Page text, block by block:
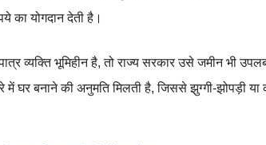
का योगदान देती है।
व्यक्ति भूमिहीन है, तो राज्य सरकार उसे जमीन भी
में घर बनाने की अनुमति मिलती है, जिससे झुग्गी-झोपड़ी